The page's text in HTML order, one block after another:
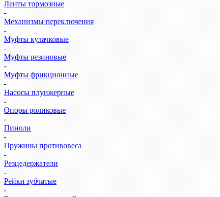
Ленты тормозные
-
Механизмы переключения
-
Муфты кулачковые
-
Муфты резиновые
-
Муфты фрикционные
-
Насосы плунжерные
-
Опоры роликовые
-
Пиноли
-
Пружины противовеса
-
Резцедержатели
-
Рейки зубчатые
-